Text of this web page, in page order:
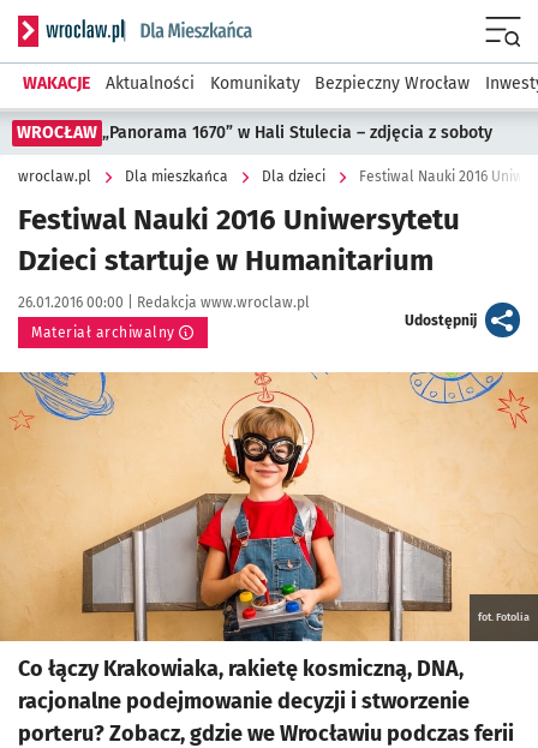
Serwis informacyjny wroclaw.pl podserwis: Dla mieszkańca
WAKACJE Aktualności Komunikaty Bezpieczny Wrocław
WROCŁAW „Panorama 1670” w Hali Stulecia – zdjęcia z soboty
wroclaw.pl Dla mieszkańca Dla dzieci Festiwal Nauki 2016
Festiwal Nauki 2016 Uniwersytetu
Dzieci startuje w Humanitarium
Data publikacji:
26.01.2016 00:00 | Autor:
Redakcja www.wroclaw.pl
Materiał archiwalny
Udostępnijartykuł
Kliknij, aby powiększyć
fot. Fotolia
Co łączy Krakowiaka, rakietę kosmiczną, DNA,
racjonalne podejmowanie decyzji i stworzenie
porteru? Zobacz, gdzie we Wrocławiu podczas ferii